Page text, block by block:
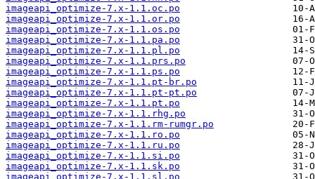
imageapi_optimize-7.x-1.1.oc.po
imageapi_optimize-7.x-1.1.or.po
imageapi_optimize-7.x-1.1.os.po
imageapi_optimize-7.x-1.1.pa.po
imageapi_optimize-7.x-1.1.pl.po
imageapi_optimize-7.x-1.1.prs.po
imageapi_optimize-7.x-1.1.ps.po
imageapi_optimize-7.x-1.1.pt-br.po
imageapi_optimize-7.x-1.1.pt-pt.po
imageapi_optimize-7.x-1.1.pt.po
imageapi_optimize-7.x-1.1.rhg.po
imageapi_optimize-7.x-1.1.rm-rumgr.po
imageapi_optimize-7.x-1.1.ro.po
imageapi_optimize-7.x-1.1.ru.po
imageapi_optimize-7.x-1.1.si.po
imageapi_optimize-7.x-1.1.sk.po
imageapi_optimize-7.x-1.1.sl.po